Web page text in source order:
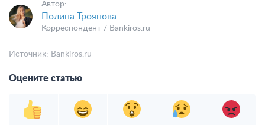
Автор:
Полина Троянова
Корреспондент / Bankiros.ru
Источник: Bankiros.ru
Оцените статью